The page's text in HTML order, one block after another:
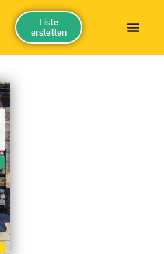
Liste
erstellen